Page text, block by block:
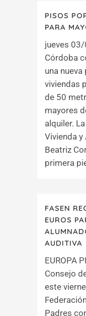
PISOS
PARA
jueves
Córdoba
una
viviendas
de 50
mayores
alquiler.
Vivienda y
Beatriz
primera
FASEN
EUROS
AUDITIVA
EUROPA
Consejo
este
Padres